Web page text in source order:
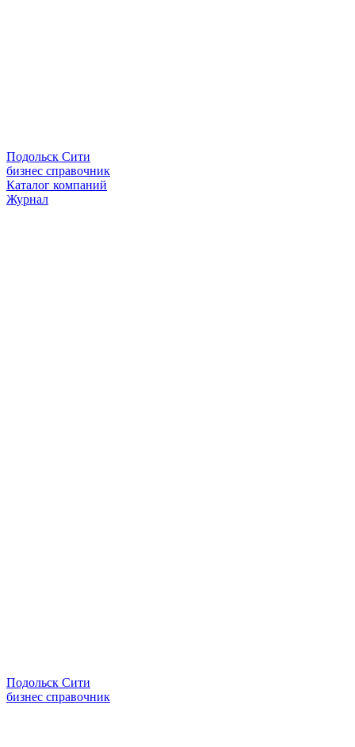
Подольск Сити
бизнес справочник
Каталог компаний
Журнал
Подольск Сити
бизнес справочник